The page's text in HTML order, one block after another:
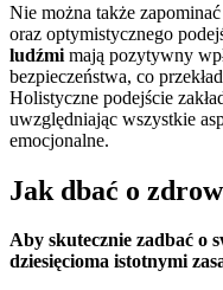
Nie można także
oraz optymistycznego
ludźmi mają pozytywny
bezpieczeństwa, co
Holistyczne podejście
uwzględniając wszystkie
emocjonalne.
Jak dbać o
Aby skutecznie zadbać o
dziesięcioma istotnymi